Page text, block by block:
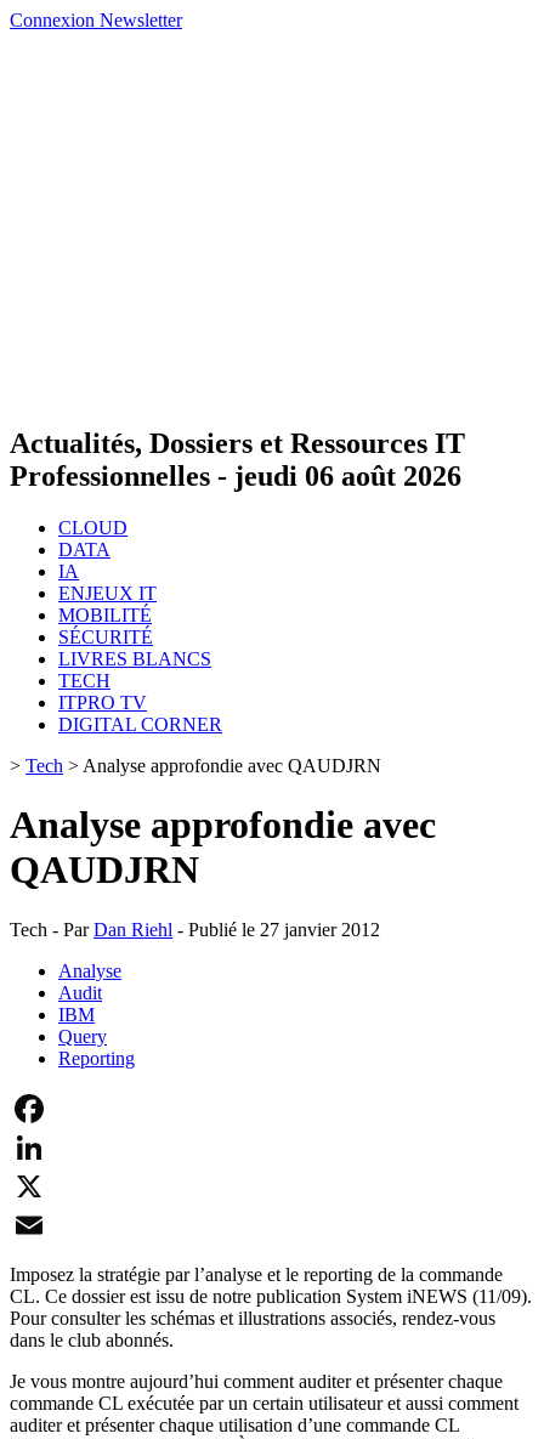
Connexion Newsletter
Actualités, Dossiers et Ressources IT
Professionnelles - jeudi 06 août 2026
CLOUD
DATA
IA
ENJEUX IT
MOBILITÉ
SÉCURITÉ
LIVRES BLANCS
TECH
ITPRO TV
DIGITAL CORNER
> Tech > Analyse approfondie avec QAUDJRN
Analyse approfondie avec
QAUDJRN
Tech - ParDan Riehl - Publié le 27 janvier 2012
Analyse
Audit
IBM
Query
Reporting
Facebook
LinkedIn
X
Email
Imposez la stratégie par l’analyse et le reporting de la commande
CL. Ce dossier est issu de notre publication System iNEWS (11/09).
Pour consulter les schémas et illustrations associés, rendez-vous
dans le club abonnés.
Je vous montre aujourd’hui comment auditer et présenter chaque
commande CL exécutée par un certain utilisateur et aussi comment
auditer et présenter chaque utilisation d’une commande CL